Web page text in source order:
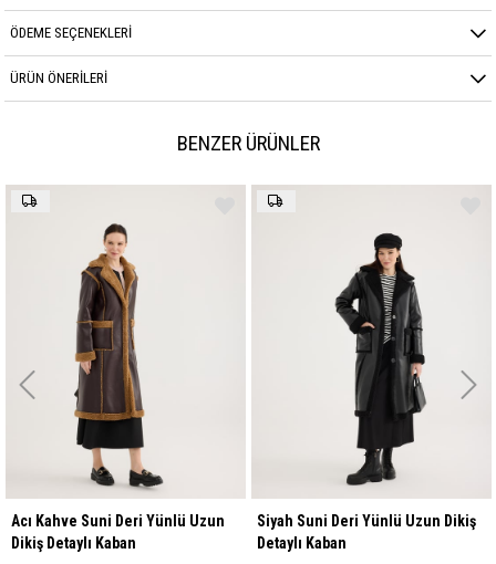
Kumaş Cinsi Suni Deri Yün
ÖDEME SEÇENEKLERI
ÜRÜN ÖNERILERI
BENZER ÜRÜNLER
Suni Deri Yünlü Uzun
Kaban
Siyah Suni Deri Yünlü Uzun Dikiş
Detaylı Kaban
Ekru